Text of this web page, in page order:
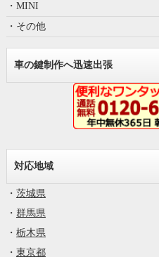
・MINI
・その他
車の鍵制作へ迅速出張
対応地域
・ 茨城県
・ 群馬県
・ 栃木県
・ 東京都